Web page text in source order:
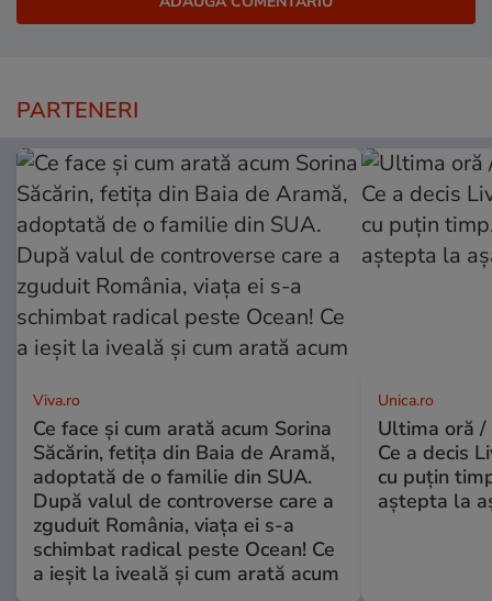
PARTENERI
Viva.ro
Ce face și cum arată acum Sorina
Săcărin, fetița din Baia de Aramă,
adoptată de o familie din SUA.
După valul de controverse care a
zguduit România, viața ei s-a
schimbat radical peste Ocean! Ce
a ieșit la iveală și cum arată acum
Unica.ro
Ultima oră /
Ce a decis
cu puțin
aștepta la